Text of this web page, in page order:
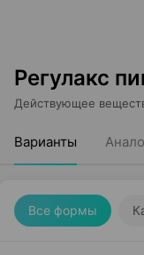
Регулакс
Действующее
Варианты
Все формы